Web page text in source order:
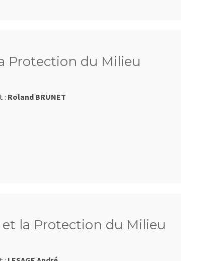
Protection du Milieu
: Roland BRUNET
la Protection du Milieu